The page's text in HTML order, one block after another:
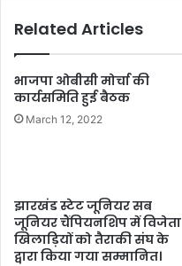
Related Articles
भाजपा ओबीसी मोर्चा की
कार्यसमिति हुई बैठक
March 12, 2022
झारखंड स्टेट जूनियर सब
जूनियर चैंपियनशिप में विजेता
खिलाड़ियों को तैराकी संघ के
द्वारा किया गया सम्मानित।